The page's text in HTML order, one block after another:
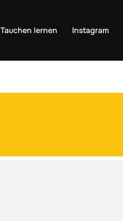
Tauchen lernen Instagram